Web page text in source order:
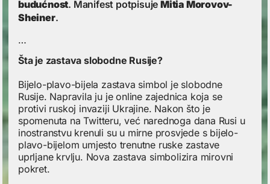
budućnost. Manifest potpisujeMitia Morovov-
Sheiner.
…
Šta je zastava slobodne Rusije?
Bijelo-plavo-bijela zastava simbol je slobodne
Rusije. Napravila ju je online zajednica koja se
protivi ruskoj invaziji Ukrajine. Nakon što je
spomenuta na Twitteru, već narednoga dana Rusi u
inostranstvu krenuli su u mirne prosvjede s bijelo-
plavo-bijelom umjesto trenutne ruske zastave
uprljane krvlju. Nova zastava simbolizira mirovni
pokret.